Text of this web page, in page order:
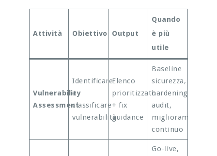
Attività Obiettivo Output
Quando
è più
utile
Vulnerability
Assessment
Identificare
e
classificare
vulnerabilità
Elenco
prioritizzato
+ fix
guidance
Baseline
sicurezza,
hardening,
audit,
miglioramento
continuo
Go-live,